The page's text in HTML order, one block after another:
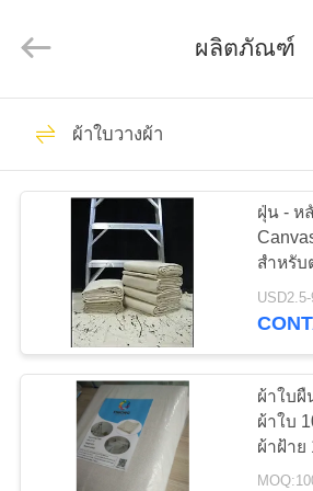
บ้าน
ผลิตภัณฑ์
Enterprise
Management
All
Reserved.
เต็นท์ผ้าใบกล
เต็นท์งานเลี้ย
แจ้ง
ผลิตภัณฑ์
ผ้าใบวางผ้า
ฝุ่น - ห
สำหรับ
ผ้าใบผื
ผ้าใบ
ผ้าฝ้าย
ตะเข็บ